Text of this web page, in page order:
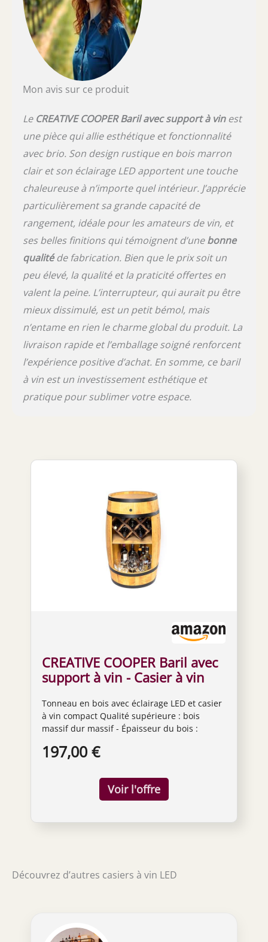
Mon avis sur ce produit
Le CREATIVE COOPER Baril avec support à vinest
une pièce qui allie esthétique et fonctionnalité
avec brio. Son design rustique en bois marron
clair et son éclairage LED apportent une touche
chaleureuse à n’importe quel intérieur. J’apprécie
particulièrement sa grande capacité de
rangement, idéale pour les amateurs de vin, et
ses belles finitions qui témoignent d’unebonne
qualitéde fabrication. Bien que le prix soit un
peu élevé, la qualité et la praticité offertes en
valent la peine. L’interrupteur, qui aurait pu être
mieux dissimulé, est un petit bémol, mais
n’entame en rien le charme global du produit. La
livraison rapide et l’emballage soigné renforcent
l’expérience positive d’achat. En somme, ce baril
à vin est un investissement esthétique et
pratique pour sublimer votre espace.
CREATIVE COOPER Baril avec
support à vin - Casier à vin
50 cm - Décoration rustique -
Armoire à vin - Marron clair,
2_PD_LED_#_
Tonneau en bois avec éclairage LED et casier
à vin compact Qualité supérieure : bois
massif dur massif - Épaisseur du bois :
noir de 2 cm, 3 cm de large. Dimensions : 80
Poids : 17 kg Le canon est équipé d'un
éclairage LED alimenté par 8 piles AA (non
incluses). Aucun assemblage requis. Le
bois peut contenir environ 30-40 bouteilles.
Cadeau parfait pour les amateurs de vin
197,00 €
Découvrez d’autres casiers à vin LED